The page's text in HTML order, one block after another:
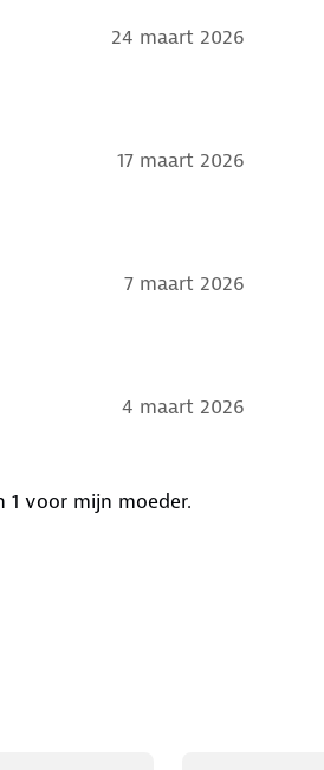
24 maart 2026
17 maart 2026
7 maart 2026
4 maart 2026
1 voor mijn moeder.